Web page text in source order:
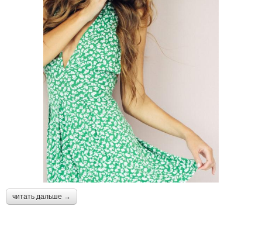
читать дальше →